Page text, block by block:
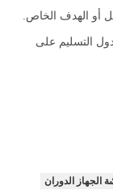
أو الهدف الخاص.
إنهاء جدول التسليم على
الجهاز الدوران